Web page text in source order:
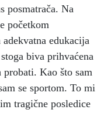
posmatrača. Na
početkom
edukacija
biva prihvaćena
Kao što sam
se sportom. To mi
tragične posledice